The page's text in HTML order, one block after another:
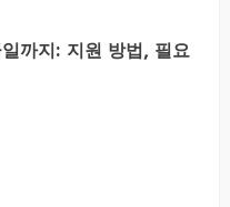
까지: 지원 방법, 필요